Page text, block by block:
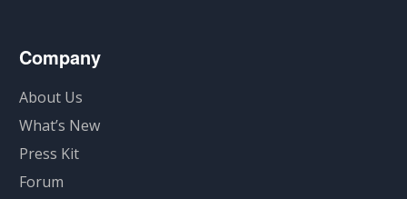
Company
About Us
What’s New
Press Kit
Forum